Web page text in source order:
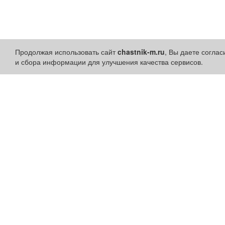
Продолжая использовать сайтchastnik-m.ru, Вы даете
и сбора информации для улучшения качества сервисов.